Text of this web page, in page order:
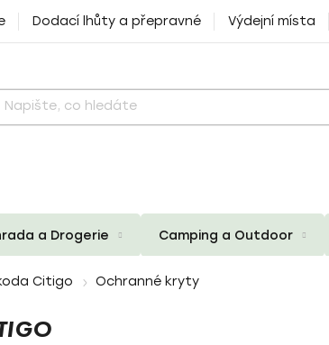
Dodací lhůty a přepravné Výdejní místa
a Drogerie Camping a Outdoor
Citigo Ochranné kryty